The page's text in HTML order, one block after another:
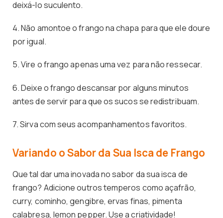
deixá-lo suculento.
4. Não amontoe o frango na chapa para que ele doure
por igual.
5. Vire o frango apenas uma vez para não ressecar.
6. Deixe o frango descansar por alguns minutos
antes de servir para que os sucos se redistribuam.
7. Sirva com seus acompanhamentos favoritos.
Variando o Sabor da Sua Isca de Frango
Que tal dar uma inovada no sabor da sua isca de
frango? Adicione outros temperos como açafrão,
curry, cominho, gengibre, ervas finas, pimenta
calabresa, lemon pepper. Use a criatividade!